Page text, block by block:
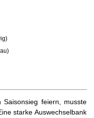
feiern, musste
starke Auswechselbank